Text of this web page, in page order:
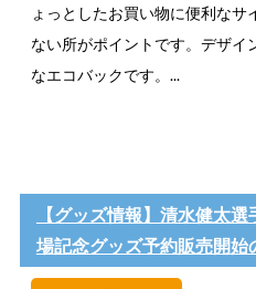
ょっとしたお買い物に便利な
ない所がポイントです。デザイ
なエコバックです。...
【グッズ情報】清水健太
場記念グッズ予約販売開始